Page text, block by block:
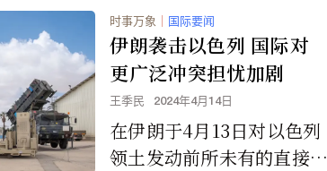
时事万象 ｜ 国际要闻
伊朗袭击以色列 国际对
更广泛冲突担忧加剧
王季民 2024年4月14日
在伊朗于4月13日对以色列
领土发动前所未有的直接袭